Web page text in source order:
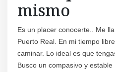
mismo
Es un placer conocerte.. Me
Puerto Real. En mi tiempo
caminar. Lo ideal es que
Busco un compasivo y